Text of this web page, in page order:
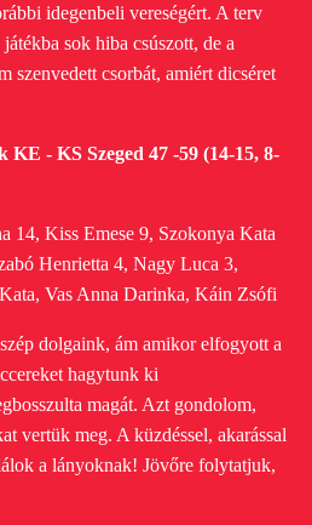
idegenbeli vereségért. A terv
sok hiba csúszott, de a
szenvedett csorbát, amiért dicséret
- KS Szeged 47 -59 (14-15, 8-
14, Kiss Emese 9, Szokonya Kata
Henrietta 4, Nagy Luca 3,
Vas Anna Darinka, Káin Zsófi
dolgaink, ám amikor elfogyott a
hagytunk ki
magát. Azt gondolom,
vertük meg. A küzdéssel, akarással
a lányoknak! Jövőre folytatjuk,